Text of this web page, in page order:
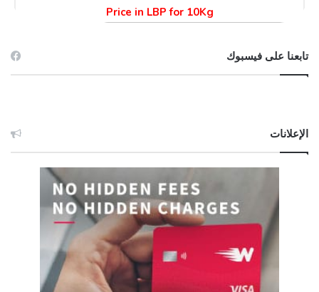
تابعنا على فيسبوك
الإعلانات